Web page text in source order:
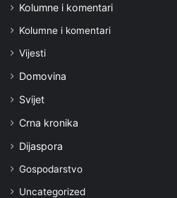
Kolumne i komentari
Kolumne i komentari
Vijesti
Domovina
Svijet
Crna kronika
Dijaspora
Gospodarstvo
Uncategorized